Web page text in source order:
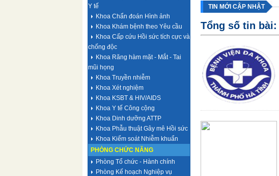
Y tế
Khoa Chẩn đoán Hình ảnh
Khoa Khám bệnh theo Yêu cầu
Khoa Cấp cứu Hồi sức tích cực và
chống độc
Khoa Răng hàm mặt - Mắt - Tai
mũi họng
Khoa Truyền nhiễm
Khoa Xét nghiệm
Khoa KSBT & HIV/AIDS
Khoa Y tế Công cộng
Khoa Dinh dưỡng ATTP
Khoa Phẫu thuật Gây mê Hồi sức
Khoa Kiểm soát Nhiễm khuẩn
PHÒNG CHỨC NĂNG
Phòng Tổ chức - Hành chính
Phòng Kế hoạch Nghiệp vụ
TIN MỚI CẬP NHẬT
Tổng số tin bài: